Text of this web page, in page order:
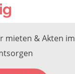
mieten & Akten im